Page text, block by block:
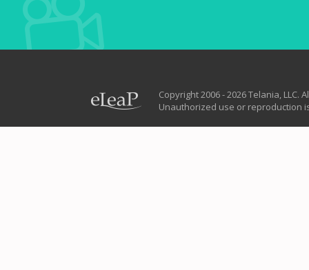
Copyright 2006 - 2026 Telania, LLC.
Unauthorized use or reproduction